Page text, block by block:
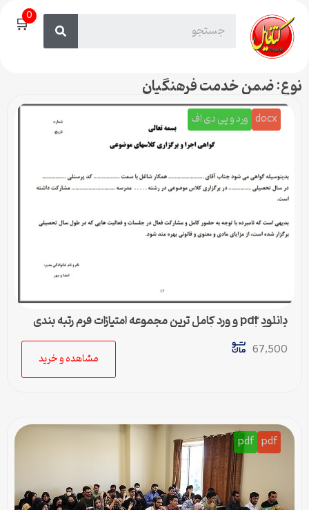
🛒0
نوع: ضمن خدمت فرهنگیان
docx ورد و پی دی اف
دانلود pdf و ورد کامل ترین مجموعه امتیازات فرم رتبه بندی
فرهنگیان + راهنما
67,500
مشاهده و خرید
pdf
pdf